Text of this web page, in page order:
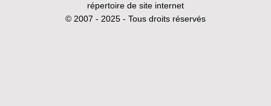
répertoire de site internet
© 2007 - 2025 - Tous droits réservés